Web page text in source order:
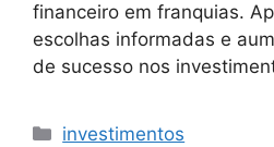
financeiro em franquias.
escolhas informadas e
de sucesso nos
Categorias
investimentos